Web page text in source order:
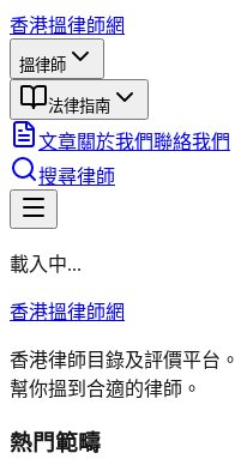
香港搵律師網
搵律師
法律指南
文章關於我們聯絡我們
搜尋律師
載入中...
香港搵律師網
香港律師目錄及評價平台。
幫你搵到合適的律師。
熱門範疇